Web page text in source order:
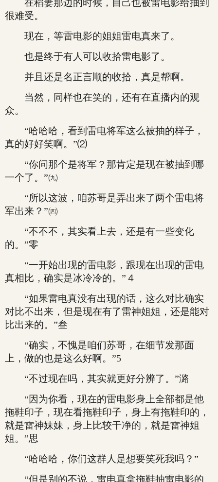
在稻妻那边的时候，自己也被雷电影给抽到
很难受。
现在，等雷电影的姐姐雷电真来了。
也是终于有人可以收拾雷电影了。
并且还是名正言顺的收拾，真是帮啊。
当然，同样也在笑的，还有在直播内的观
众。
“哈哈哈，看到雷电将军这么被抽的样子，
真的好好笑啊。”⑵
“你问那个是将军？那肯定是现在被抽到哪
一个了。”㈨
“所以这波，咱苏哥是弄出来了两个雷电将
军出来？”㈣
“不不不，其实看上去，还是有一些变化
的。”零
“一开始出现的雷电影，跟现在出现的雷电
真相比，确实是冰冷冷的。”４
“如果雷电真没有出现的话，这么对比确实
对比不出来，但是现在有了雷神姐姐，还是能对
比出来的。”叁
“确实，不愧是咱们苏哥，在细节发那面
上，做的也是这么好啊。”5
“不过现在吗，其实就更好分辨了。”潞
“因为你看，现在的雷电影身上全部都是他
拖鞋印子，现在看拖鞋印子，身上有拖鞋印的，
就是雷神妹妹，身上比较干净的，就是雷神姐
姐。”思
“哈哈哈，你们这群人是想要笑死我吗？”
“但是别的不说，雷电真拿拖鞋抽雷电影的